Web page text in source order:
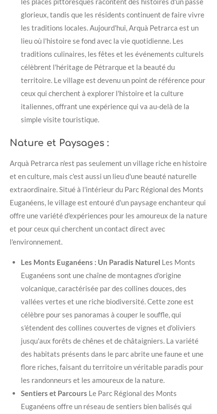
glorieux, tandis que les résidents continuent de faire vivre
les traditions locales. Aujourd'hui, Arquà Petrarca est un
lieu où l'histoire se fond avec la vie quotidienne. Les
traditions culinaires, les fêtes et les événements culturels
célèbrent l'héritage de Pétrarque et la beauté du
territoire. Le village est devenu un point de référence pour
ceux qui cherchent à explorer l'histoire et la culture
italiennes, offrant une expérience qui va au-delà de la
simple visite touristique.
Nature et Paysages :
Arquà Petrarca n'est pas seulement un village riche en histoire
et en culture, mais c'est aussi un lieu d'une beauté naturelle
extraordinaire. Situé à l'intérieur du Parc Régional des Monts
Euganéens, le village est entouré d'un paysage enchanteur qui
offre une variété d'expériences pour les amoureux de la nature
et pour ceux qui cherchent un contact direct avec
l'environnement.
Les Monts Euganéens : Un Paradis Naturel Les Monts
Euganéens sont une chaîne de montagnes d'origine
volcanique, caractérisée par des collines douces, des
vallées vertes et une riche biodiversité. Cette zone est
célèbre pour ses panoramas à couper le souffle, qui
s'étendent des collines couvertes de vignes et d'oliviers
jusqu'aux forêts de chênes et de châtaigniers. La variété
des habitats présents dans le parc abrite une faune et une
flore riches, faisant du territoire un véritable paradis pour
les randonneurs et les amoureux de la nature.
Sentiers et Parcours Le Parc Régional des Monts
Euganéens offre un réseau de sentiers bien balisés qui